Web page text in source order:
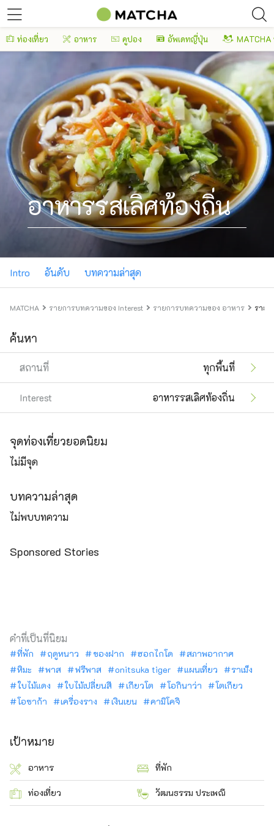
ท่องเที่ยว อาหาร คูปอง อัพเดทญี่ปุ่น
อาหารรสเลิศท้องถิ่น
Intro อันดับ บทความล่าสุด
MATCHA รายการบทความของ Interest รายการบทความของ อาหาร ราย
ค้นหา
สถานที่ ทุกพื้นที่
Interest อาหารรสเลิศท้องถิ่น
จุดท่องเที่ยวยอดนิยม
ไม่มีจุด
บทความล่าสุด
ไม่พบบทความ
Sponsored Stories
คำที่เป็นที่นิยม
ที่พัก ฤดูหนาว ของฝาก ฮอกไกโด
สภาพอากาศ
หิมะ
พาส ฟรีพาส onitsuka tiger แผนเที่ยว
ราเม็ง
ใบไม้แดง
ใบไม้เปลี่ยนสี เกียวโต โอกินาว่า
โตเกียว
โอซาก้า
เครื่องราง เงินเยน คามิโคจิ
เป้าหมาย
อาหาร ที่พัก
ท่องเที่ยว วัฒนธรรม ประเพณี